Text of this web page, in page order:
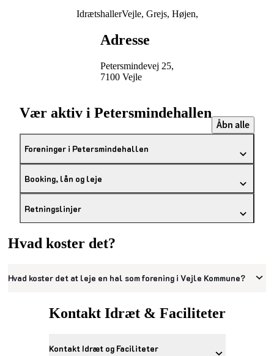
IdrætshallerVejle, Grejs, Højen,
Adresse
Petersmindevej 25,
7100 Vejle
Vær aktiv i Petersmindehallen
Åbn alle
Foreninger i Petersmindehallen
Booking, lån og leje
Retningslinjer
Hvad koster det?
Hvad koster det at leje en hal som forening i Vejle Kommune?
Kontakt Idræt & Faciliteter
Kontakt Idræt og Faciliteter